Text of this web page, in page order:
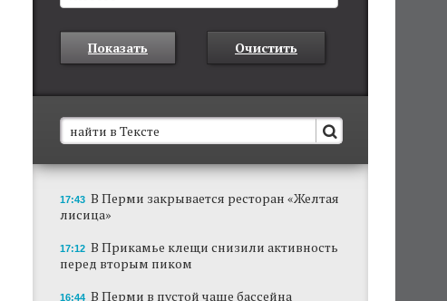
Показать Очистить
В Пермском крае установят новые станции
обнаружения беспилотников
Они используются для обнаружения и
отслеживания БПЛА в воздухе.
В Перми закрывается ресторан «Желтая
лисица»
17:43 В Перми закрывается ресторан «Желтая
лисица»
17:12 В Прикамье клещи снизили активность
перед вторым пиком
16:44 В Перми в пустой чаше бассейна